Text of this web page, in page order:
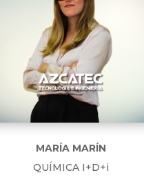
MARÍA MARÍN
QUÍMICA I+D+i